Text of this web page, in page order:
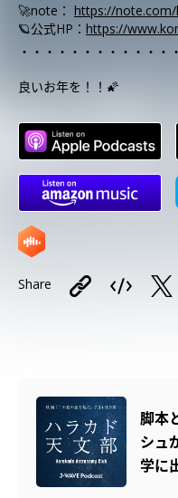
🚀note： https://
🪐公式HP： https://
・・・・・・・・・・・・
良いお年を！！🌠
Share
脚本
シュ
学に